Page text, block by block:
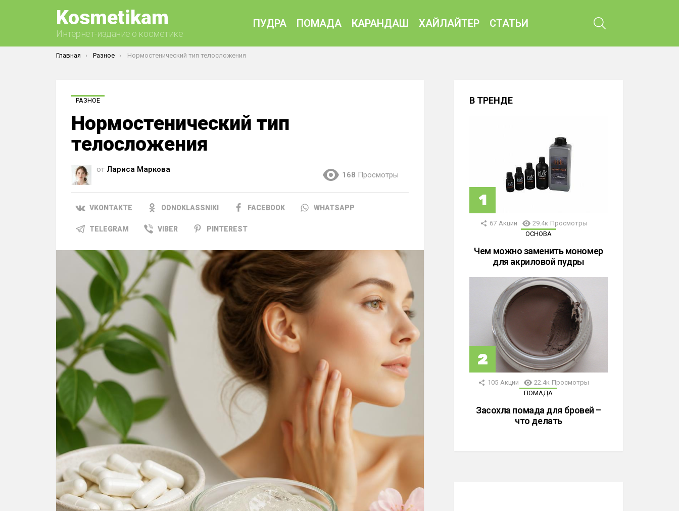
Kosmetikam
Интернет-издание о косметике
ПУДРА ПОМАДА КАРАНДАШ ХАЙЛАЙТЕР СТАТЬИ
Вы здесь:
Главная Разное Нормостенический тип телосложения
РАЗНОЕ
Нормостенический тип
телосложения
от Лариса Маркова
168 Просмотры
VKONTAKTE ODNOKLASSNIKI FACEBOOK WHATSAPP
TELEGRAM VIBER PINTEREST
В ТРЕНДЕ
67 Акции 29.4к Просмотры
ОСНОВА
Чем можно заменить мономер
для акриловой пудры
105 Акции 22.4к Просмотры
ПОМАДА
Засохла помада для бровей –
что делать